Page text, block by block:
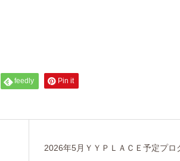
feedly Pin it
2026年5月ＹＹＰＬＡＣＥ予定プロ